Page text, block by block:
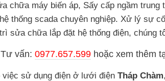
chữa máy biến áp, Sấy cấp ngầm trung
thống scada chuyên nghiệp. Xử lý sự
sửa chữa lắp đặt hệ thống điện, chúng
Tư vấn: 0977.657.599 hoặc xem thêm
việc sử dụng điện ở lưới điện Tháp Chàm